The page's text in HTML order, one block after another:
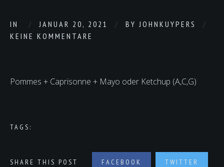
IN JANUAR 20, 2021 BY JOHNKUYPERS
KEINE KOMMENTARE
Pommes + Caprisonne + Mayo oder Ketchup (A,C,G)
TAGS:
SHARE THIS POST FACEBOOK TWITTER